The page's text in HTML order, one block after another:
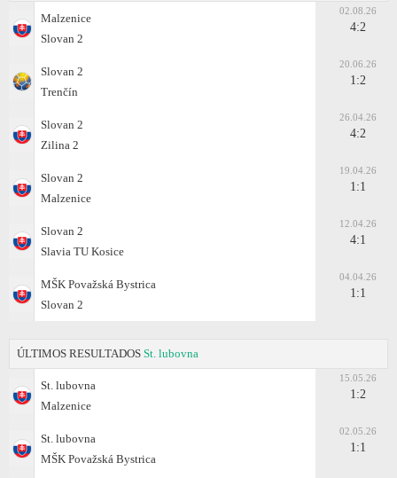
Malzenice
Slovan 2
02.08.26
4:2
Slovan 2
Trenčín
20.06.26
1:2
Slovan 2
Zilina 2
26.04.26
4:2
Slovan 2
Malzenice
19.04.26
1:1
Slovan 2
Slavia TU Kosice
12.04.26
4:1
MŠK Považská Bystrica
Slovan 2
04.04.26
1:1
ÚLTIMOS RESULTADOS St. lubovna
St. lubovna
Malzenice
15.05.26
1:2
St. lubovna
MŠK Považská Bystrica
02.05.26
1:1